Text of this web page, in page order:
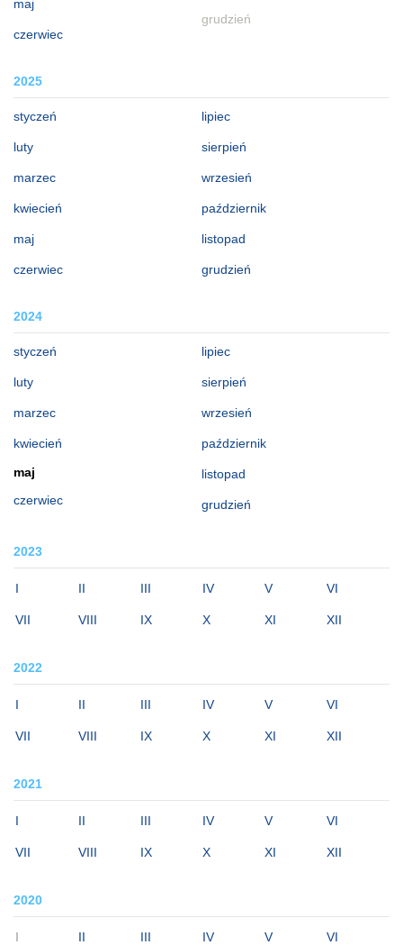
maj
czerwiec
grudzień
2025
styczeń
luty
marzec
kwiecień
maj
czerwiec
lipiec
sierpień
wrzesień
październik
listopad
grudzień
2024
styczeń
luty
marzec
kwiecień
maj
czerwiec
lipiec
sierpień
wrzesień
październik
listopad
grudzień
2023
I II III IV V VI
VII VIII IX X XI XII
2022
I II III IV V VI
VII VIII IX X XI XII
2021
I II III IV V VI
VII VIII IX X XI XII
2020
I II III IV V VI